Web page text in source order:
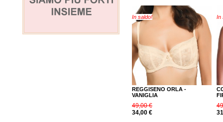
In saldo!
REGGISENO ORLA -
VANIGLIA
49,00 €
34,00 €
In